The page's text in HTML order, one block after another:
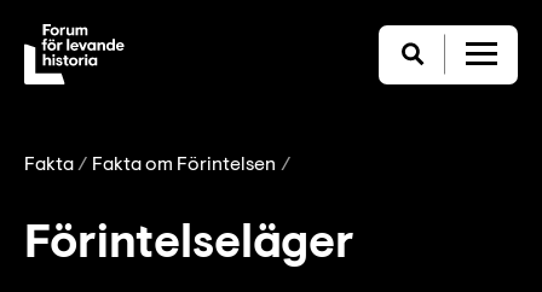
Fakta Fakta om Förintelsen
Förintelseläger